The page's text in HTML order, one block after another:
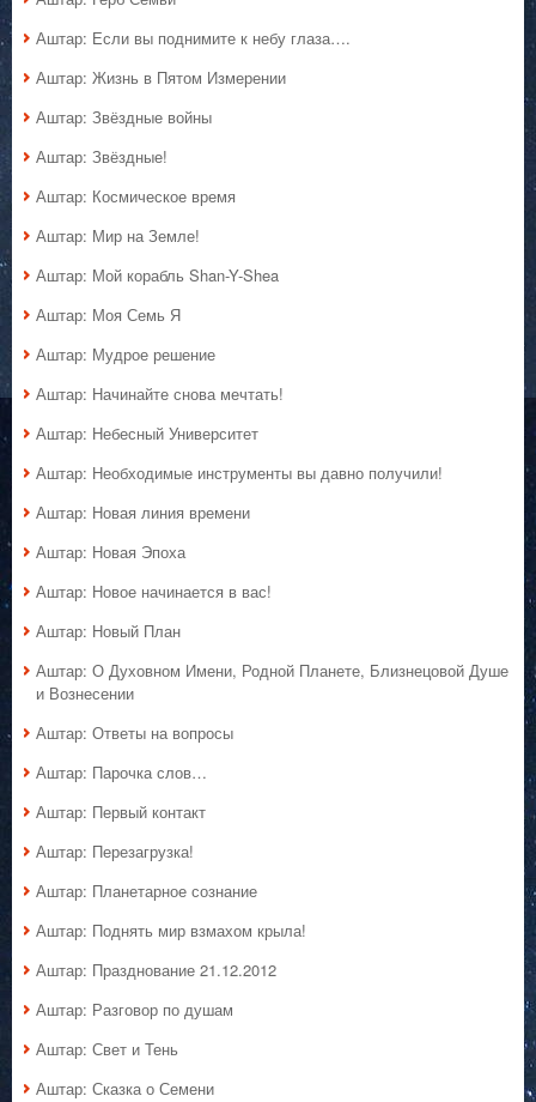
Аштар: Если вы поднимите к небу глаза….
Аштар: Жизнь в Пятом Измерении
Аштар: Звёздные войны
Аштар: Звёздные!
Аштар: Космическое время
Аштар: Мир на Земле!
Аштар: Мой корабль Shan-Y-Shea
Аштар: Моя Семь Я
Аштар: Мудрое решение
Аштар: Начинайте снова мечтать!
Аштар: Небесный Университет
Аштар: Необходимые инструменты вы давно получили!
Аштар: Новая линия времени
Аштар: Новая Эпоха
Аштар: Новое начинается в вас!
Аштар: Новый План
Аштар: О Духовном Имени, Родной Планете, Близнецовой Душе
и Вознесении
Аштар: Ответы на вопросы
Аштар: Парочка слов…
Аштар: Первый контакт
Аштар: Перезагрузка!
Аштар: Планетарное сознание
Аштар: Поднять мир взмахом крыла!
Аштар: Празднование 21.12.2012
Аштар: Разговор по душам
Аштар: Свет и Тень
Аштар: Сказка о Семени